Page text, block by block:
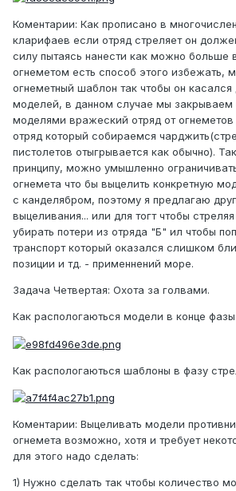
Коментарии: Как прописано в
кларифаев если отряд стреляет он
силу пытаясь нанести как можно больше
огнеметом есть способ этого избежать,
огнеметный шаблон так чтобы он
моделей, в данном случае мы закрываем
моделями вражеский отряд от
отряд который собираемся
пистолетов отыгрывается как обычно).
принципу, можно умышленно
огнемета что бы выцелить конкретную
с канделябром, поэтому я предлагаю
выцеливания... или для тогт чтобы
убирать потери из отряда "Б" ил чтобы
транспорт который оказался слишком
позиции и тд. - применнений море.
Задача Четвертая: Охота за голвами.
Как распологаються модели в конце
Как распологаються шаблоны в фазу
Коментарии: Выцеливать модели
огнемета возможно, хотя и требует
для этого надо сделать:
1) Нужно сделать так чтобы количество